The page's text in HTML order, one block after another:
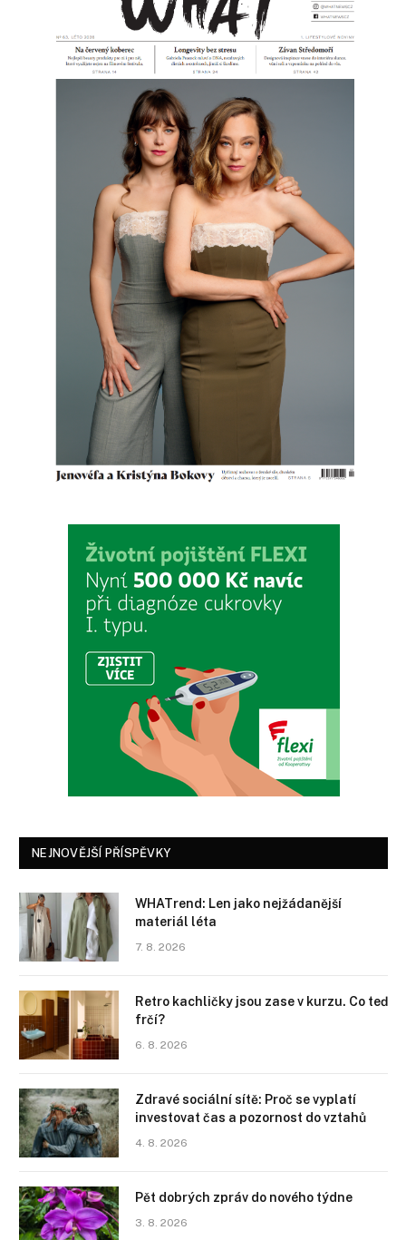
NEJNOVĚJŠÍ PŘÍSPĚVKY
WHATrend: Len jako nejžádanější
materiál léta
7. 8. 2026
Retro kachličky jsou zase v kurzu. Co teď
frčí?
6. 8. 2026
Zdravé sociální sítě: Proč se vyplatí
investovat čas a pozornost do vztahů
4. 8. 2026
Pět dobrých zpráv do nového týdne
3. 8. 2026